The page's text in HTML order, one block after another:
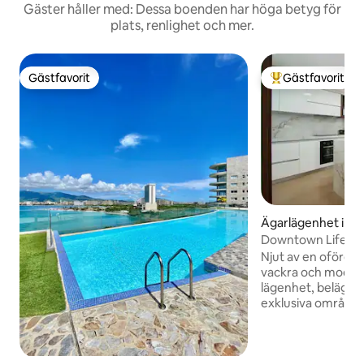
Gäster håller med: Dessa boenden har höga betyg för
plats, renlighet och mer.
Gästfavorit
Gästfavorit Populär
Gästfavorit
Ägarlägenhet i
Downtown Life
Njut av en
vackra och
lägenhet,
exklusiva